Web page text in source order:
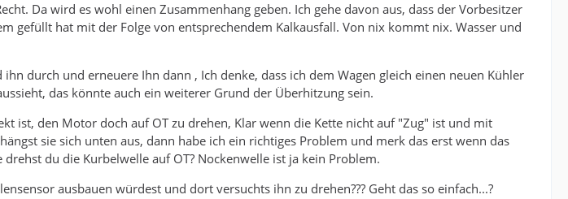
Da wird es wohl einen Zusammenhang geben. Ich gehe davon aus, dass der Vorbesitzer
gefüllt hat mit der Folge von entsprechendem Kalkausfall. Von nix kommt nix. Wasser und
durch und erneuere Ihn dann , Ich denke, dass ich dem Wagen gleich einen neuen Kühler
das könnte auch ein weiterer Grund der Überhitzung sein.
ist, den Motor doch auf OT zu drehen, Klar wenn die Kette nicht auf "Zug" ist und mit
sie sich unten aus, dann habe ich ein richtiges Problem und merk das erst wenn das
du die Kurbelwelle auf OT? Nockenwelle ist ja kein Problem.
ausbauen würdest und dort versuchts ihn zu drehen??? Geht das so einfach...?